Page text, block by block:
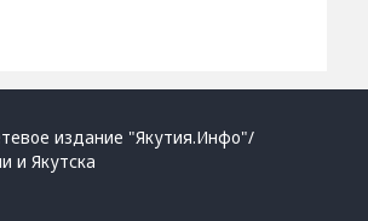
издание "Якутия.Инфо"/
и Якутска